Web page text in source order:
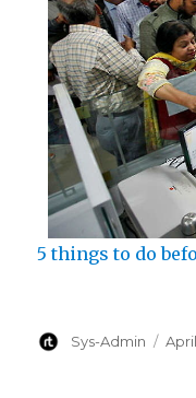
5 things to do
Author
Sys-Admin April